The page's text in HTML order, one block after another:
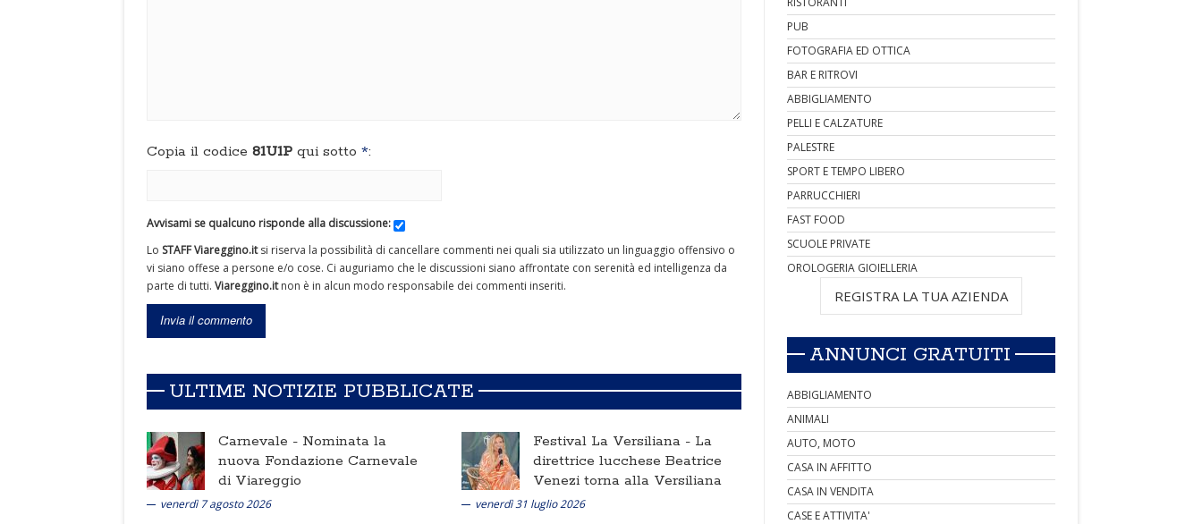
Copia il codice 81U1P qui sotto *:
Avvisami se qualcuno risponde alla discussione:
Lo STAFF Viareggino.itsi riserva la possibilità di cancellare commenti nei quali sia utilizzato un linguaggio offensivo o
vi siano offese a persone e/o cose. Ci auguriamo che le discussioni siano affrontate con serenità ed intelligenza da
parte di tutti. Viareggino.itnon è in alcun modo responsabile dei commenti inseriti.
ULTIME NOTIZIE PUBBLICATE
Carnevale - Nominata la
nuova Fondazione Carnevale
di Viareggio
venerdì 7 agosto 2026
Festival La Versiliana - La
direttrice lucchese Beatrice
Venezi torna alla Versiliana
venerdì 31 luglio 2026
PUB
FOTOGRAFIA ED OTTICA
BAR E RITROVI
ABBIGLIAMENTO
PELLI E CALZATURE
PALESTRE
SPORT E TEMPO LIBERO
PARRUCCHIERI
FAST FOOD
SCUOLE PRIVATE
OROLOGERIA GIOIELLERIA
REGISTRA LA TUA AZIENDA
ANNUNCI GRATUITI
ABBIGLIAMENTO
ANIMALI
AUTO, MOTO
CASA IN AFFITTO
CASA IN VENDITA
CASE E ATTIVITA'